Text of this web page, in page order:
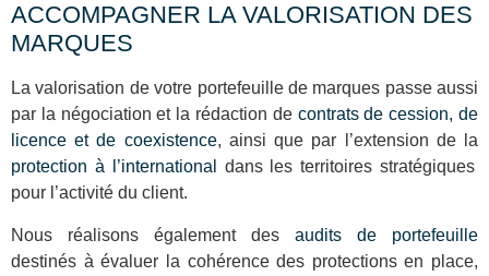
ACCOMPAGNER LA VALORISATION DES
MARQUES
La valorisation de votre portefeuille de marques passe aussi
par la négociation et la rédaction decontrats de cession, de
licence et de coexistence, ainsi que par l’extension de la
protection à l’international
dans les territoires stratégiques
pour l’activité du client.
Nous réalisons également des audits de portefeuille
destinés à évaluer la cohérence des protections en place,